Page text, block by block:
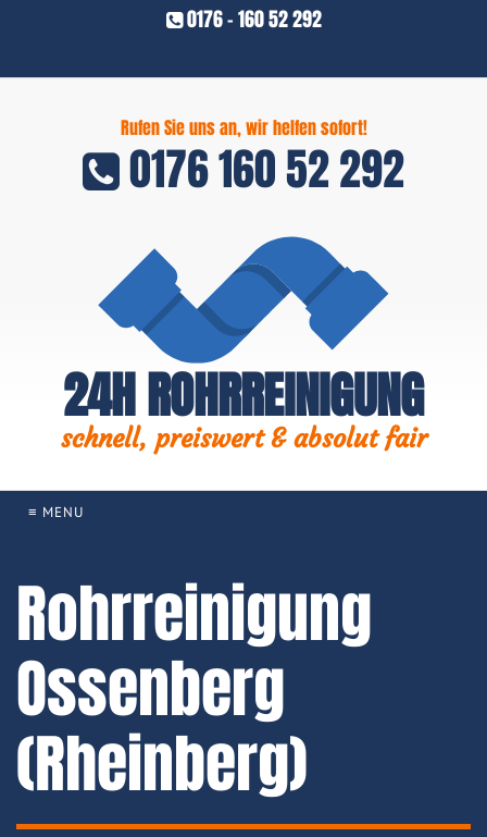
0176 - 160 52 292
Rufen Sie uns an, wir helfen sofort!
0176 160 52 292
24H ROHRREINIGUNG
schnell, preiswert & absolut fair
≡ MENU
Rohrreinigung
Ossenberg
(Rheinberg)